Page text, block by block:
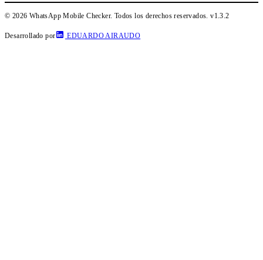
© 2026 WhatsApp Mobile Checker. Todos los derechos reservados.v1.3.2
Desarrollado por EDUARDO AIRAUDO